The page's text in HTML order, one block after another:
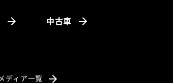
中古車
ディア一覧 （別ウィンドウで開く）